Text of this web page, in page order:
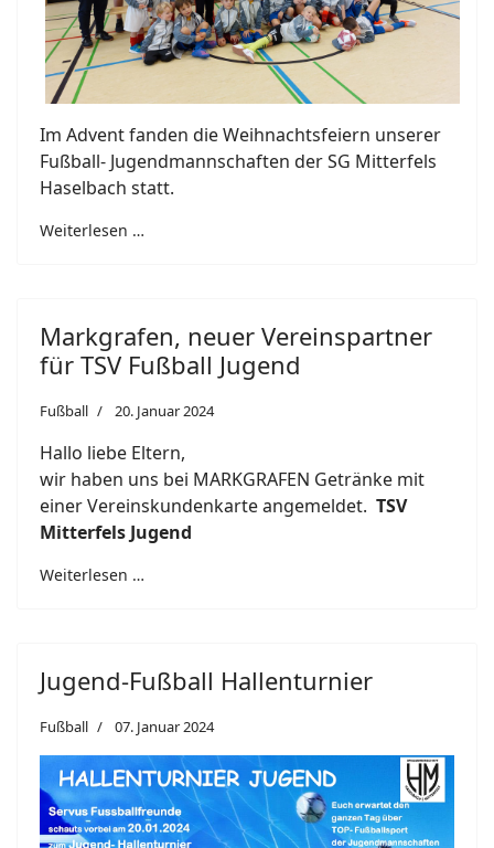
Im Advent fanden die Weihnachtsfeiern unserer
Fußball- Jugendmannschaften der SG Mitterfels
Haselbach statt.
Weiterlesen …
Markgrafen, neuer Vereinspartner
für TSV Fußball Jugend
Fußball 20. Januar 2024
Hallo liebe Eltern,
wir haben uns bei MARKGRAFEN Getränke mit
einer Vereinskundenkarte angemeldet. TSV
Mitterfels Jugend
Weiterlesen …
Jugend-Fußball Hallenturnier
Fußball 07. Januar 2024